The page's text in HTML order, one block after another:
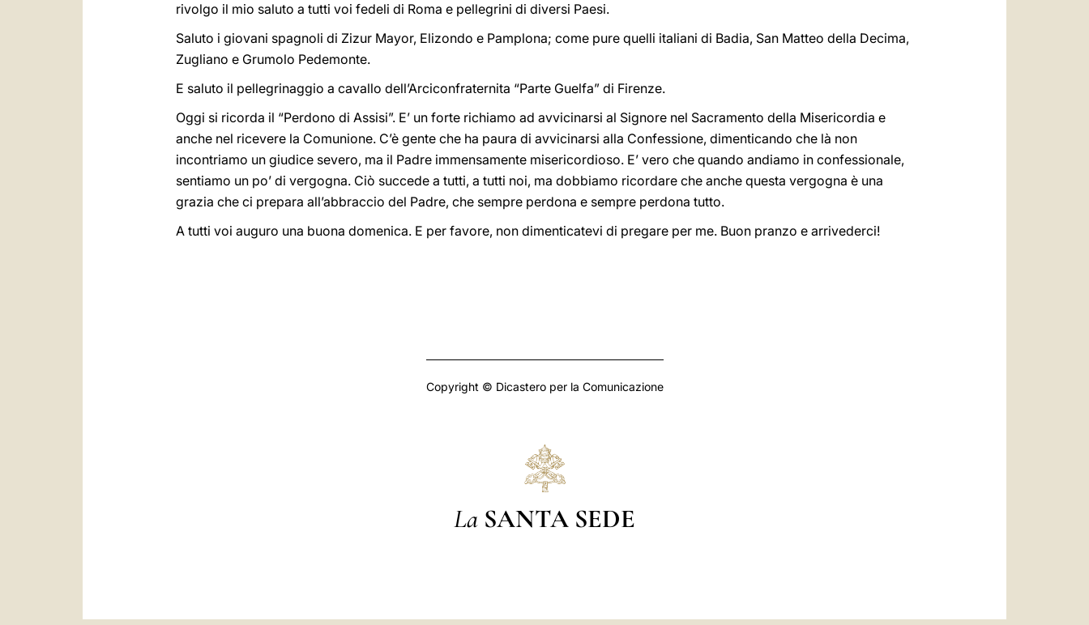
rivolgo il mio saluto a tutti voi fedeli di Roma e pellegrini di diversi Paesi.
Saluto i giovani spagnoli di Zizur Mayor, Elizondo e Pamplona; come pure quelli italiani di Badia, San Matteo della Decima,
Zugliano e Grumolo Pedemonte.
E saluto il pellegrinaggio a cavallo dell’Arciconfraternita “Parte Guelfa” di Firenze.
Oggi si ricorda il “Perdono di Assisi”. E’ un forte richiamo ad avvicinarsi al Signore nel Sacramento della Misericordia e
anche nel ricevere la Comunione. C’è gente che ha paura di avvicinarsi alla Confessione, dimenticando che là non
incontriamo un giudice severo, ma il Padre immensamente misericordioso. E’ vero che quando andiamo in confessionale,
sentiamo un po’ di vergogna. Ciò succede a tutti, a tutti noi, ma dobbiamo ricordare che anche questa vergogna è una
grazia che ci prepara all’abbraccio del Padre, che sempre perdona e sempre perdona tutto.
A tutti voi auguro una buona domenica. E per favore, non dimenticatevi di pregare per me. Buon pranzo e arrivederci!
Copyright © Dicastero per la Comunicazione
La SANTA SEDE